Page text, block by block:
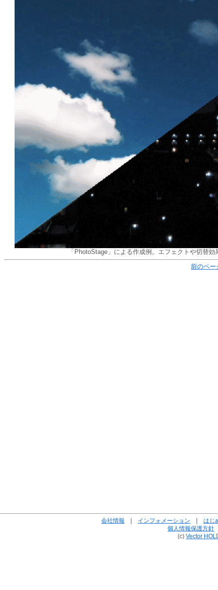
「PhotoStage」による作成例。エフェクトや切替
前のペー
会社情報 | インフォメーション | はじ
個人情報保護方針
(c) Vector